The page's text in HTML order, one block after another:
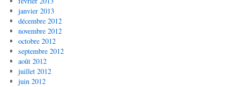
janvier 2013
décembre 2012
novembre 2012
octobre 2012
septembre 2012
août 2012
juillet 2012
juin 2012